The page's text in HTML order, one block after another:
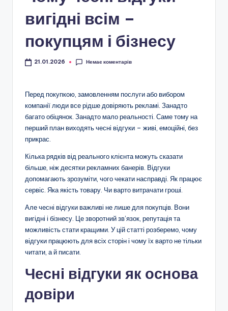
ф
ы
ж
м
вигідні всім –
покупцям і бізнесу
21.01.2026 Немає коментарів
Перед покупкою, замовленням послуги або вибором
компанії люди все рідше довіряють рекламі. Занадто
багато обіцянок. Занадто мало реальності. Саме тому на
перший план виходять чесні відгуки – живі, емоційні, без
прикрас.
Кілька рядків від реального клієнта можуть сказати
більше, ніж десятки рекламних банерів. Відгуки
допомагають зрозуміти, чого чекати насправді. Як працює
сервіс. Яка якість товару. Чи варто витрачати гроші.
Але чесні відгуки важливі не лише для покупців. Вони
вигідні і бізнесу. Це зворотний зв’язок, репутація та
можливість стати кращими. У цій статті розберемо, чому
відгуки працюють для всіх сторін і чому їх варто не тільки
читати, а й писати.
Чесні відгуки як основа
довіри